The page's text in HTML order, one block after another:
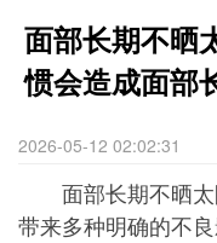
面部长期不晒
惯会造成面部
2026-05-12 02:02:31
面部长期不晒太
带来多种明确的不良